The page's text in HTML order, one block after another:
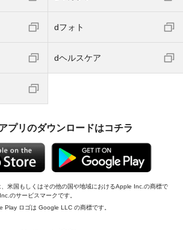
dフォト
dヘルスケア
プリのダウンロードはコチラ
米国もしくはその他の国や地域におけるApple Inc.の商標で
のサービスマークです。
Play ロゴは Google LLC の商標です。